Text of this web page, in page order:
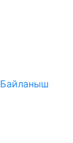
Байланыш